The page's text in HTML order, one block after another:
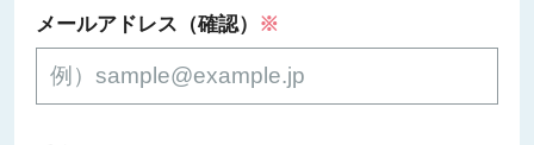
メールアドレス（確認） ※